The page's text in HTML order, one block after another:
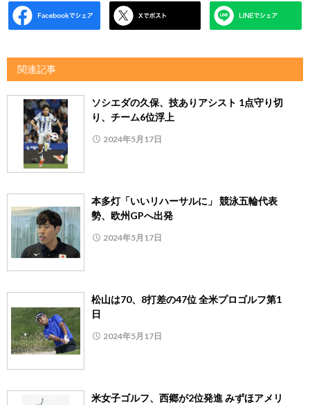
関連記事
ソシエダの久保、技ありアシスト 1点守り切
り、チーム6位浮上
2024年5月17日
本多灯「いいリハーサルに」 競泳五輪代表
勢、欧州GPへ出発
2024年5月17日
松山は70、8打差の47位 全米プロゴルフ第1
日
2024年5月17日
米女子ゴルフ、西郷が2位発進 みずほアメリ